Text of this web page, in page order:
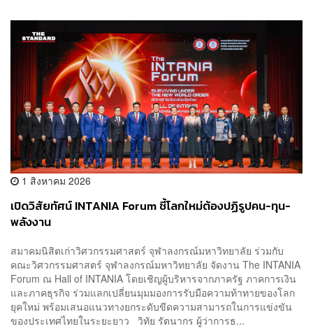
1 สิงหาคม 2026
เปิดวิสัยทัศน์ INTANIA Forum ชี้โลกใหม่ต้องปฏิรูปคน-ทุน-
พลังงาน
สมาคมนิสิตเก่าวิศวกรรมศาสตร์ จุฬาลงกรณ์มหาวิทยาลัย ร่วมกับ
คณะวิศวกรรมศาสตร์ จุฬาลงกรณ์มหาวิทยาลัย จัดงาน The INTANIA
Forum ณ Hall of INTANIA โดยเชิญผู้บริหารจากภาครัฐ ภาคการเงิน
และภาคธุรกิจ ร่วมแลกเปลี่ยนมุมมองการรับมือความท้าทายของโลก
ยุคใหม่ พร้อมเสนอแนวทางยกระดับขีดความสามารถในการแข่งขัน
ของประเทศไทยในระยะยาว วิทัย รัตนากร ผู้ว่าการธ...